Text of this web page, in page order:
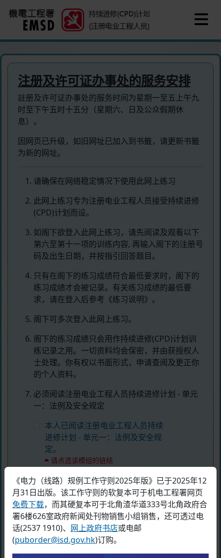
主要内容
条款及细则
收集个人资料的目的
机电工程署会把使用者在本网页内所提供的个人资
《电力（线路）规例工作守则2025年版》已于2025年12
月31日出版。该工作守则的软复本可于机电工程署网页
免费下载，而其硬复本可于北角渣华道333号北角政府合
署6楼626室政府新闻处刊物销售小组销售，还可透过电
话(2537 1910)、 网上政府书店或电邮
(puborder@isd.gov.hk)订购。
注册及许可证办事处的服务安排
註册及许可证办事处的服务时间为星期一至五上午九
时至下午五时十五分（星期六、日及公众假期休
息）。
因网页已升级，如旧网址已加入到书籤，请更新书籤
为新的网址。
请确保在网络稳定情况下使用此网上练习
此网上练习专为注册电业工程人员接受持续进修
(CPD)计划而设。
如阁下欲登入此网上练习，请先阅读及观看以下
第六至第十一项的训练内容, 再输入阁下的注册号
码及出生日期，并按指引回答题目。
只有在阁下的练习成绩符合最低要求时，阁下的
练习成绩才会被记录。有关练习成绩的最低要
求，请在登入后参考《练习说明》。
阁下可多次登入此网上练习。
阁下的练习成绩只会用作持续进修(CPD)计划训
练记录之用。一切资料均会保密，并由获授权人
士处理。你有权以书面形式，申请查阅及更正你
的个人资料。
必须阅读注册电业工程人员持续进修计划 - 单元
一：法例及安全规定
本人已阅读注册电业工程人员持续
进修计划 - 单元一：法例及安全规
定。
请点选该模组的链结
必须观看注册电业工程人员持续进修计划 - 单元
二：可再生能源发电系统
本人已观看注册电业工程人员持续
进修计划 - 单元二：可再生能源发
电系统。
请点选该模组的链结